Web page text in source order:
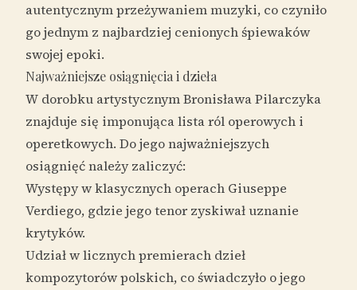
autentycznym przeżywaniem muzyki, co czyniło
go jednym z najbardziej cenionych śpiewaków
swojej epoki.
Najważniejsze osiągnięcia i dzieła
W dorobku artystycznym Bronisława Pilarczyka
znajduje się imponująca lista ról operowych i
operetkowych. Do jego najważniejszych
osiągnięć należy zaliczyć:
Występy w klasycznych operach Giuseppe
Verdiego, gdzie jego tenor zyskiwał uznanie
krytyków.
Udział w licznych premierach dzieł
kompozytorów polskich, co świadczyło o jego